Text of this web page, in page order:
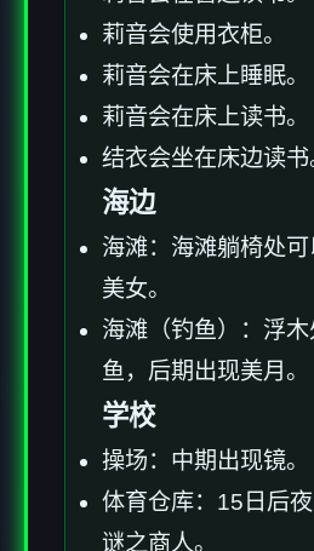
莉音会使用衣柜。
莉音会在床上睡眠。
莉音会在床上读书。
结衣会坐在床边读书
海边
海滩：海滩躺椅处
美女。
海滩（钓鱼）：浮
鱼，后期出现美月。
学校
操场：中期出现镜。
体育仓库：15日后
谜之商人。